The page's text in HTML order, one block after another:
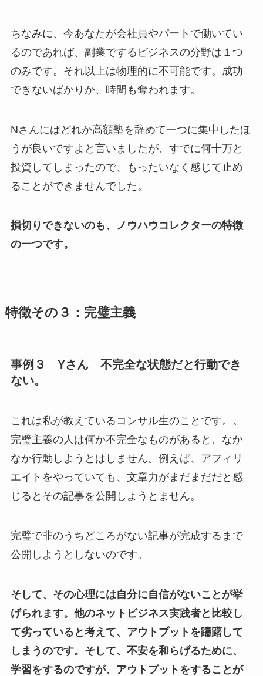
ちなみに、今あなたが会社員やパートで働いてい
るのであれば、副業でするビジネスの分野は１つ
のみです。それ以上は物理的に不可能です。成功
できないばかりか、時間も奪われます。
Nさんにはどれか高額塾を辞めて一つに集中したほ
うが良いですよと言いましたが、すでに何十万と
投資してしまったので、もったいなく感じて止め
ることができませんでした。
損切りできないのも、ノウハウコレクターの特徴
の一つです。
特徴その３：完璧主義
事例３ Yさん 不完全な状態だと行動でき
ない。
これは私が教えているコンサル生のことです。。
完璧主義の人は何か不完全なものがあると、なか
なか行動しようとはしません。例えば、アフィリ
エイトをやっていても、文章力がまだまだだと感
じるとその記事を公開しようとません。
完璧で非のうちどころがない記事が完成するまで
公開しようとしないのです。
そして、その心理には自分に自信がないことが挙
げられます。他のネットビジネス実践者と比較し
て劣っていると考えて、アウトプットを躊躇して
しまうのです。そして、不安を和らげるために、
学習をするのですが、アウトプットをすることが